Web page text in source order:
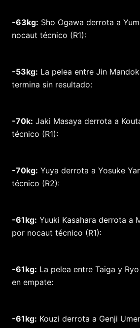
-63kg: Sho Ogawa derrota a
nocaut técnico (R1):
-53kg: La pelea entre Jin
termina sin resultado:
-70k: Jaki Masaya derrota a
técnico (R1):
-70kg: Yuya derrota a Yosuke
técnico (R2):
-61kg: Yuuki Kasahara derrota a
por nocaut técnico (R1):
-61kg: La pelea entre Taiga y
en empate:
-61kg: Kouzi derrota a Genji